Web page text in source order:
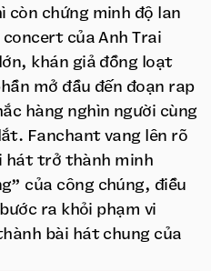
còn chứng minh độ lan
của Anh Trai
khán giả đồng loạt
mở đầu đến đoạn rap
hàng nghìn người cùng
Fanchant vang lên rõ
hát trở thành minh
của công chúng, điều
ra khỏi phạm vi
bài hát chung của